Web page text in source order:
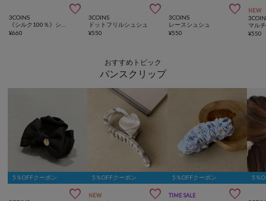

3COINS
¥660

3COINS
ドットフリルシュシュ
¥550

3COINS
レースシュシュ
¥550
NEW
¥550
おすすめトピック
バンスクリップ
5％OFFクーポン

5％OFFクーポン
NEW 
5％OFFクーポン
TIME SALE 
5％